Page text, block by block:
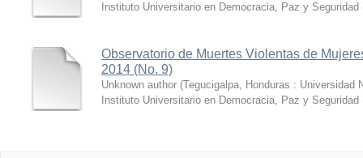
Instituto Universitario en Democracia, Paz y Seguridad
Observatorio de Muertes Violentas de
2014 (No. 9)
Unknown author (Tegucigalpa, Honduras : Universidad
Instituto Universitario en Democracia, Paz y Seguridad